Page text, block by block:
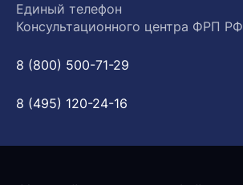
Единый телефон
Консультационного центра ФРП РФ
8 (800) 500-71-29
8 (495) 120-24-16